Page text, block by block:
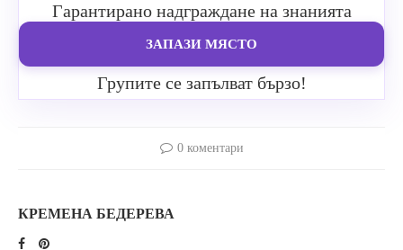
Гарантирано надграждане на знанията
ЗАПАЗИ МЯСТО
Групите се запълват бързо!
0 коментари
КРЕМЕНА БЕДЕРЕВА